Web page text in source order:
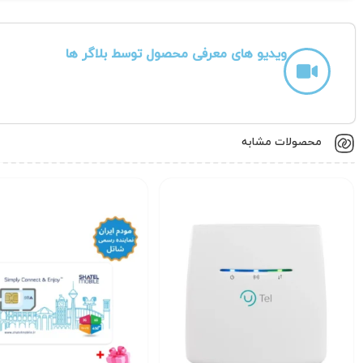
ویدیو های معرفی محصول توسط بلاگر ها
محصولات مشابه